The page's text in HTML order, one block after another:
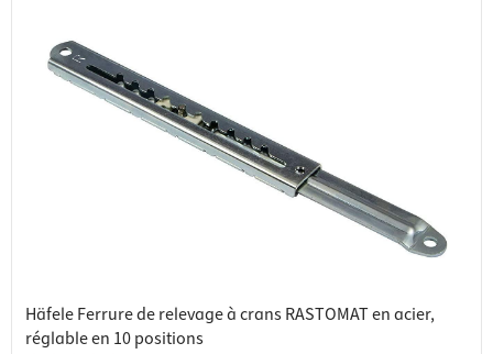
Häfele Ferrure de relevage à crans RASTOMAT en acier,
réglable en 10 positions